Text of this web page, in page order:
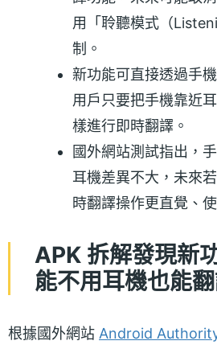
用「聆聽模式（
制。
新功能可直接透過手
用戶只要把手機靠近
樣進行即時翻譯。
國外網站測試指出，
耳機差異不大，未來
時翻譯操作更直覺、
APK 拆解發現新
能不用耳機也能
根據國外網站 Android